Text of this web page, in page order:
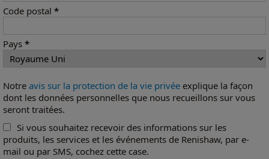
Code postal *
Pays *
Notre avis sur la protection de la vie privée explique la façon
dont les données personnelles que nous recueillons sur vous
seront traitées.
Si vous souhaitez recevoir des informations sur les
produits, les services et les événements de Renishaw, par e-
mail ou par SMS, cochez cette case.